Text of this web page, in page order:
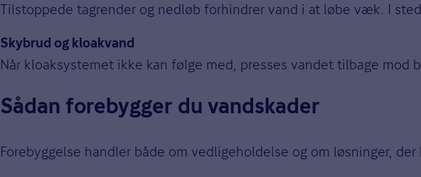
Tilstoppede tagrender og nedløb forhindrer vand i at løbe væk. I
Skybrud og kloakvand
Når kloaksystemet ikke kan følge med, presses vandet tilbage mod
Sådan forebygger du vandskader
Forebyggelse handler både om vedligeholdelse og om løsninger,